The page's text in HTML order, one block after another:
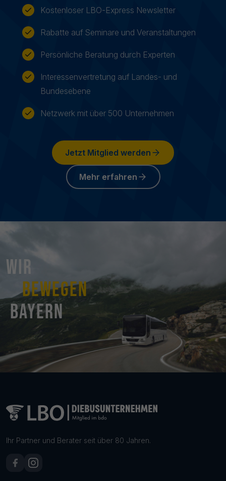
Kostenloser LBO-Express Newsletter
Rabatte auf Seminare und Veranstaltungen
Persönliche Beratung durch Experten
Interessenvertretung auf Landes- und
Bundesebene
Netzwerk mit über 500 Unternehmen
Jetzt Mitglied werden
Mehr erfahren
Wir
bewegen
Bayern
Ihr Partner und Berater seit über 80 Jahren.